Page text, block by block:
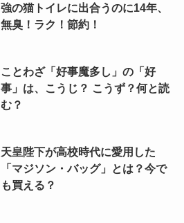
強の猫トイレに出合うのに14年、
無臭！ラク！節約！
ことわざ「好事魔多し」の「好
事」は、こうじ？ こうず？何と読
む？
天皇陛下が高校時代に愛用した
「マジソン・バッグ」とは？今で
も買える？